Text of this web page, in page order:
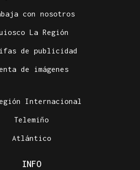
con nosotros
La Región
de publicidad
de imágenes
Internacional
Telemiño
Atlántico
INFO